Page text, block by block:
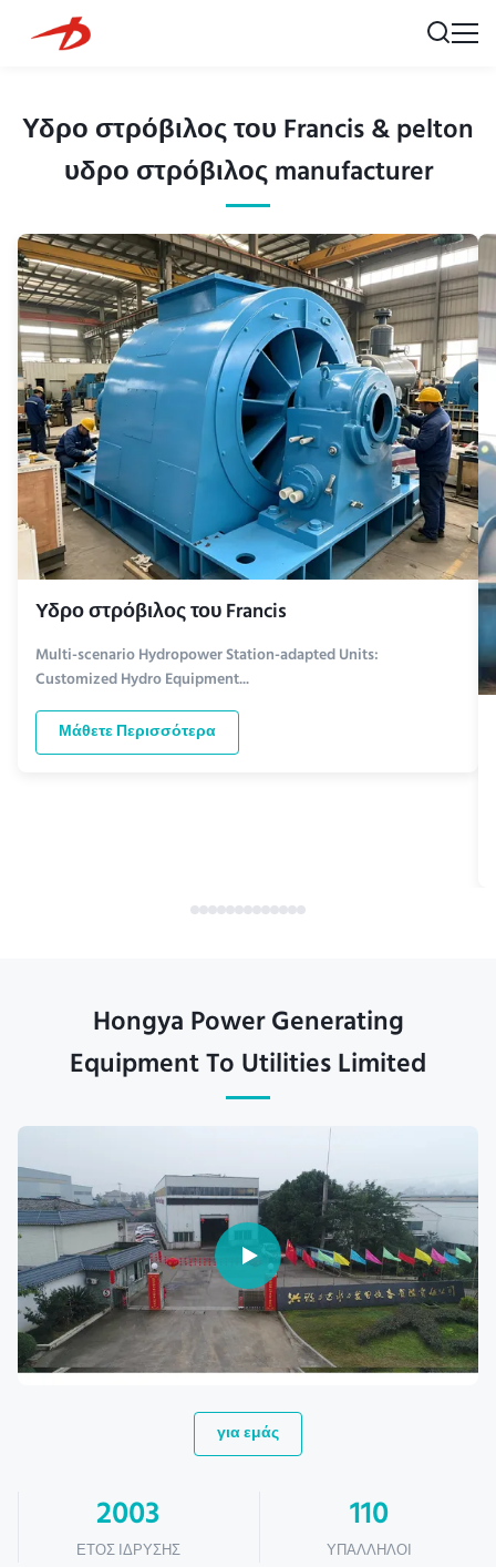
Υδρο στρόβιλος του Francis & pelton
υδρο στρόβιλος manufacturer
Υδρο στρόβιλος του Francis
Multi-scenario Hydropower Station-adapted Units:
Customized Hydro Equipment...
Μάθετε Περισσότερα
Hongya Power Generating
Equipment To Utilities Limited
για εμάς
2003
ΈΤΟΣ ΊΔΡΥΣΗΣ
110
ΥΠΆΛΛΗΛΟΙ